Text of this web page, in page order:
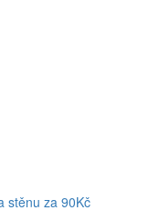
stěnu za 90Kč